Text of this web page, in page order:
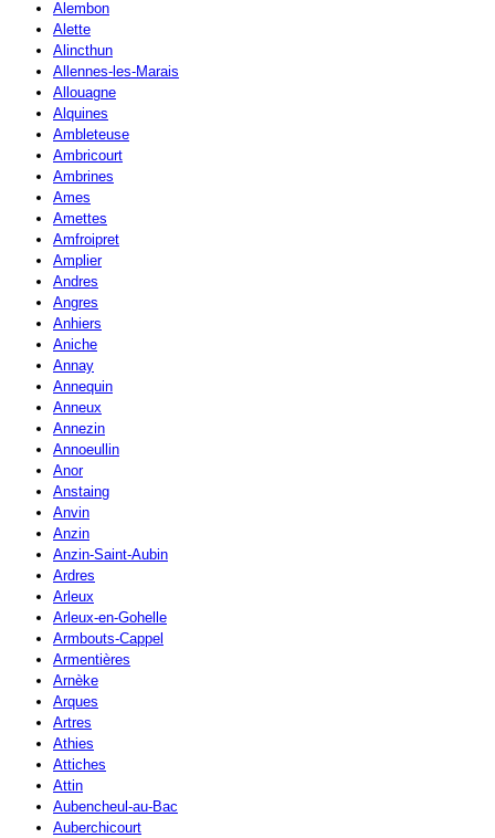
Alembon
Alette
Alincthun
Allennes-les-Marais
Allouagne
Alquines
Ambleteuse
Ambricourt
Ambrines
Ames
Amettes
Amfroipret
Amplier
Andres
Angres
Anhiers
Aniche
Annay
Annequin
Anneux
Annezin
Annoeullin
Anor
Anstaing
Anvin
Anzin
Anzin-Saint-Aubin
Ardres
Arleux
Arleux-en-Gohelle
Armbouts-Cappel
Armentières
Arnèke
Arques
Artres
Athies
Attiches
Attin
Aubencheul-au-Bac
Auberchicourt